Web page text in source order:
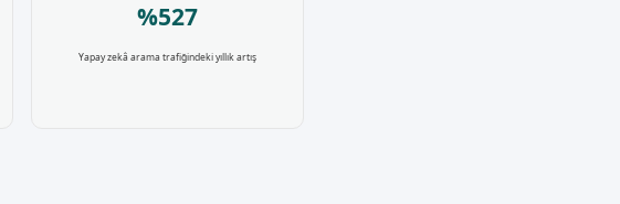
%527
Yapay zekâ arama trafiğindeki yıllık artış